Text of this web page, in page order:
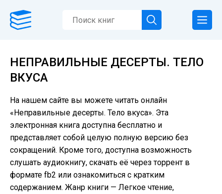
НЕПРАВИЛЬНЫЕ ДЕСЕРТЫ. ТЕЛО
ВКУСА
На нашем сайте вы можете читать онлайн
«Неправильные десерты. Тело вкуса». Эта
электронная книга доступна бесплатно и
представляет собой целую полную версию без
сокращений. Кроме того, доступна возможность
слушать аудиокнигу, скачать её через торрент в
формате fb2 или ознакомиться с кратким
содержанием. Жанр книги — Легкое чтение,